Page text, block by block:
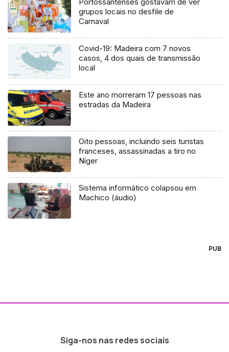
grupos locais no desfile de
Carnaval
Covid-19: Madeira com 7 novos
casos, 4 dos quais de transmissão
local
Este ano morreram 17 pessoas nas
estradas da Madeira
Oito pessoas, incluindo seis turistas
franceses, assassinadas a tiro no
Níger
Sistema informático colapsou em
Machico (áudio)
PUB
Siga-nos nas redes sociais